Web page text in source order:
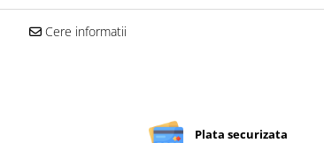
Cere informatii
Plata securizata